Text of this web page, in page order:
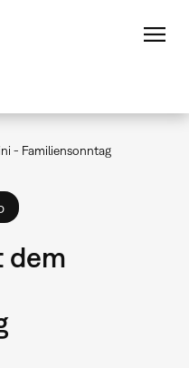
- Familiensonntag
dem